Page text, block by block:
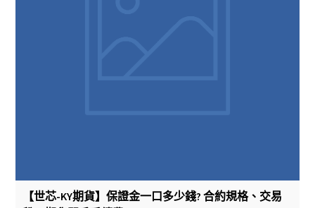
【世芯-KY期貨】保證金一口多少錢? 合約規格、交易